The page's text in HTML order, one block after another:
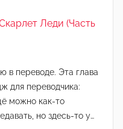
Леди (Часть
в переводе. Эта глава
для переводчика:
можно как-то
но здесь-то у…